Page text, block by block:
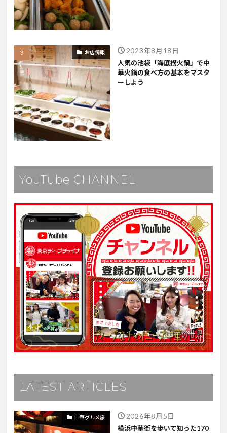
お店情報 2023年8月18日
人気の池袋「海底撈火鍋」で中
華火鍋の食べ方の基本をマスタ
ーしよう
YouTube CHANNEL
LATEST ARTICLES
中華グルメ旅 2026年8月5日
横浜中華街を歩いて知った170